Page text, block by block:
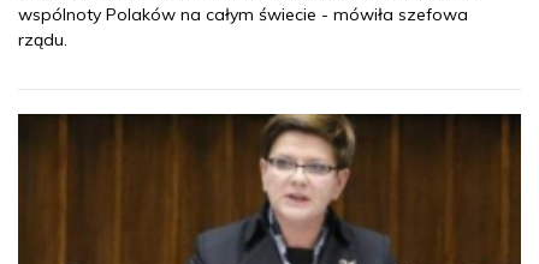
wspólnoty Polaków na całym świecie - mówiła szefowa
rządu.